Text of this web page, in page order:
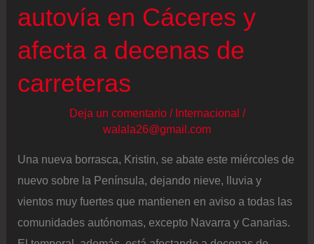
nueva
autovía en Cáceres y
afecta a decenas de
carreteras
Deja un comentario / Internacional /
walala26@gmail.com
Una nueva borrasca, Kristin, se abate este miércoles de
nuevo sobre la Península, dejando nieve, lluvia y
vientos muy fuertes que mantienen en aviso a todas las
comunidades autónomas, excepto Navarra y Canarias.